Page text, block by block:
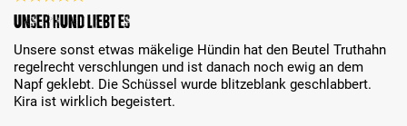
Recenze s hodnocením 5 z 5 hvězd
Unser Hund liebt es
Unsere sonst etwas mäkelige Hündin hat den Beutel Truthahn
regelrecht verschlungen und ist danach noch ewig an dem
Napf geklebt. Die Schüssel wurde blitzeblank geschlabbert.
Kira ist wirklich begeistert.